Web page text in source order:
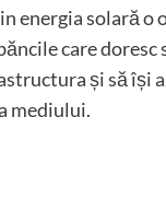
energia solară o
care doresc
și să își
mediului.